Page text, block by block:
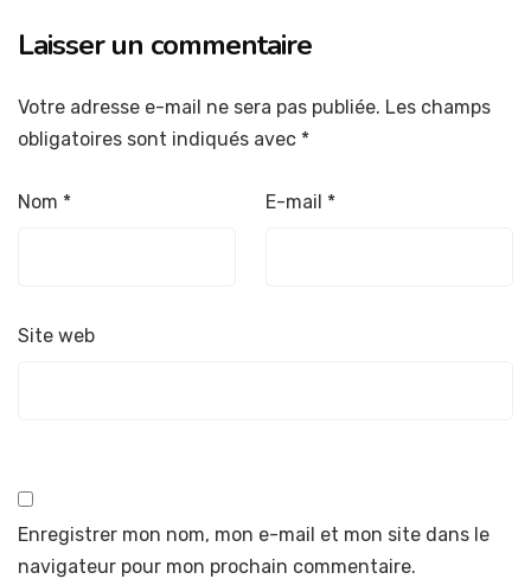
Laisser un commentaire
Votre adresse e-mail ne sera pas publiée. Les champs
obligatoires sont indiqués avec *
Nom * E-mail *
Site web
Enregistrer mon nom, mon e-mail et mon site dans le
navigateur pour mon prochain commentaire.